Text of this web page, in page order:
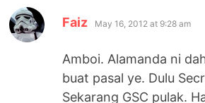
Faiz says:
May 16, 2012 at 9:28 am
Amboi. Alamanda ni
buat pasal ye. Dulu
Sekarang GSC pulak.